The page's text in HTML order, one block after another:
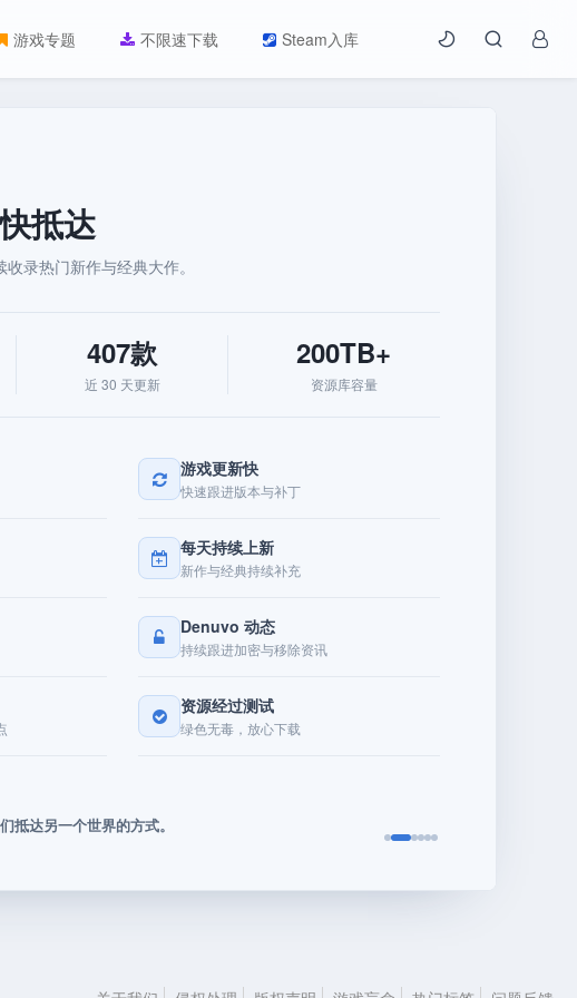
游戏专题 不限速下载 Steam入库
抵达
录热门新作与经典大作。
407款
近 30 天更新
200TB+
资源库容量
游戏更新快
快速跟进版本与补丁
每天持续上新
新作与经典持续补充
Denuvo 动态
持续跟进加密与移除资讯
资源经过测试
绿色无毒，放心下载
抵达另一个世界的方式。